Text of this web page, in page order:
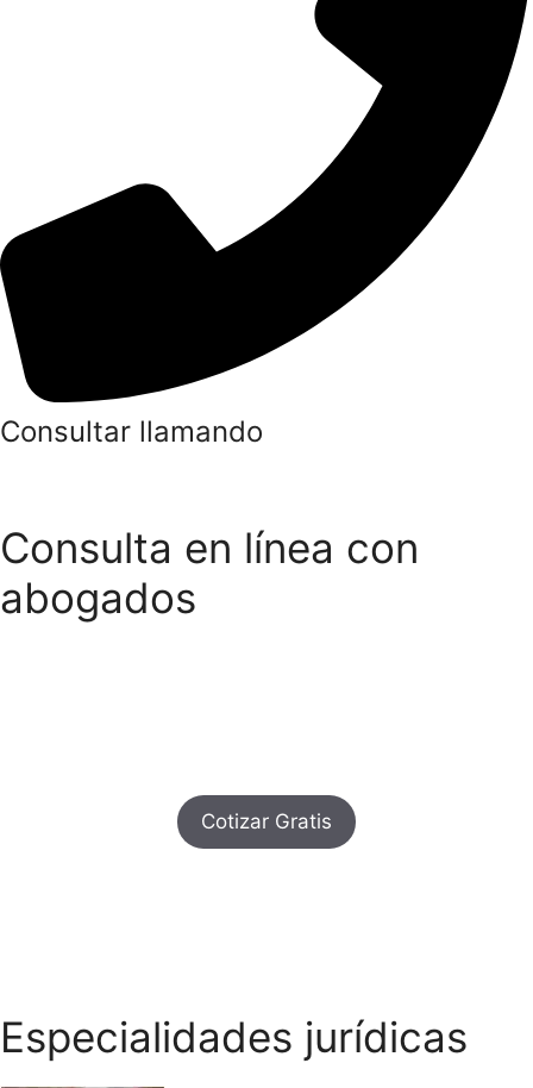
Consultar llamando
Consulta en línea con
abogados
Cotizar Gratis
Especialidades jurídicas